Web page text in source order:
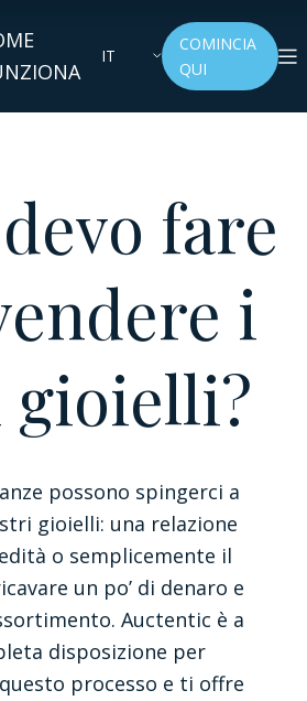
IT
COMINCIA
QUI
fare
i
possono spingerci a
gioielli: una relazione
o semplicemente il
un po’ di denaro e
Auctentic è a
disposizione per
processo e ti offre